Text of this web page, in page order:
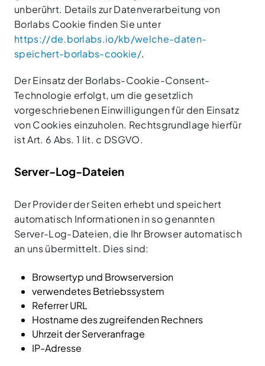
unberührt. Details zur Datenverarbeitung von
Borlabs Cookie finden Sie unter
https://de.borlabs.io/kb/welche-daten-
speichert-borlabs-cookie/.
Der Einsatz der Borlabs-Cookie-Consent-
Technologie erfolgt, um die gesetzlich
vorgeschriebenen Einwilligungen für den Einsatz
von Cookies einzuholen. Rechtsgrundlage hierfür
ist Art. 6 Abs. 1 lit. c DSGVO.
Server-Log-Dateien
Der Provider der Seiten erhebt und speichert
automatisch Informationen in so genannten
Server-Log-Dateien, die Ihr Browser automatisch
an uns übermittelt. Dies sind:
Browsertyp und Browserversion
verwendetes Betriebssystem
Referrer URL
Hostname des zugreifenden Rechners
Uhrzeit der Serveranfrage
IP-Adresse